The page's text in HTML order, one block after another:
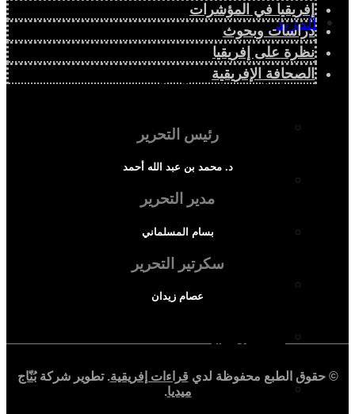
المزيد
إفريقيا في المؤشرات
الحالة الدينية
الملف الإفريقي
الصحافة الإفريقية
حوارات وتحقيقات
إفريقيا في المؤشرات
دراسات وبحوث
نظرة على إفريقيا
الصحافة الإفريقية
رئيس التحرير
د. محمد بن عبد الله أحمد
مدير التحرير
بسام المسلماني
سكرتير التحرير
عصام زيدان
© حقوق الطبع محفوظة لدي قراءات إفريقية. تطوير شركةبُنّاج
ميديا.